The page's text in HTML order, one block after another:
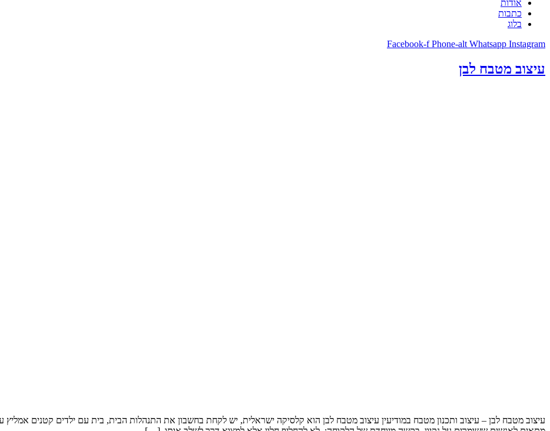
אודות
כתבות
בלוג
Facebook-f Phone-alt Whatsapp Instagram
עיצוב מטבח לבן
עיצוב מטבח לבן – עיצוב ותכנון מטבח במודיעין עיצוב מטבח לבן הוא קלסיקה ישראלית, יש לקחת בחשבון את התנהלות הבית, בית עם ילדים קטנים אמליץ